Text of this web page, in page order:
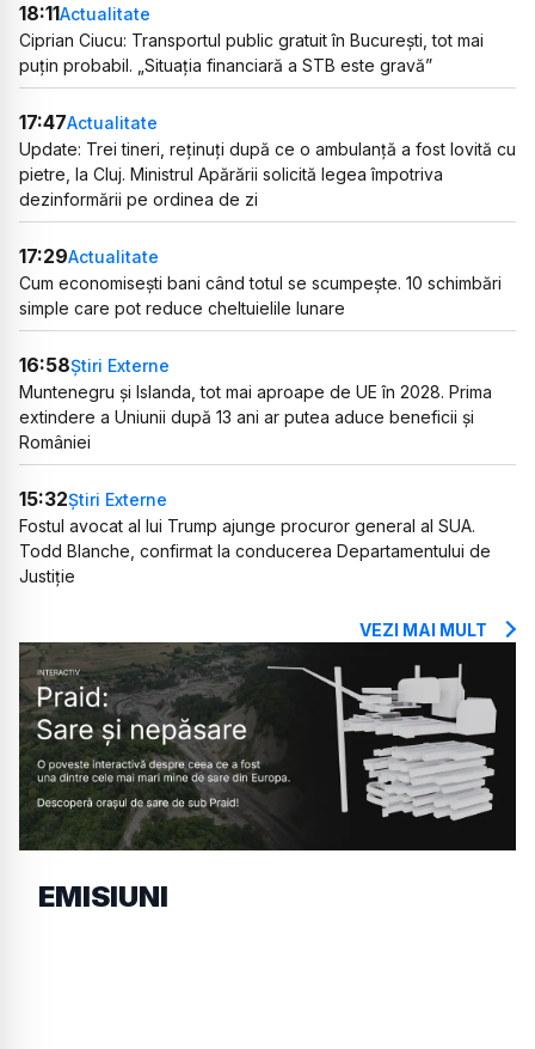
18:11Actualitate
Ciprian Ciucu: Transportul public gratuit în București, tot mai
puțin probabil. „Situația financiară a STB este gravă”
17:47Actualitate
Update: Trei tineri, reținuți după ce o ambulanță a fost lovită cu
pietre, la Cluj. Ministrul Apărării solicită legea împotriva
dezinformării pe ordinea de zi
17:29Actualitate
Cum economisești bani când totul se scumpește. 10 schimbări
simple care pot reduce cheltuielile lunare
16:58Știri Externe
Muntenegru și Islanda, tot mai aproape de UE în 2028. Prima
extindere a Uniunii după 13 ani ar putea aduce beneficii și
României
15:32Știri Externe
Fostul avocat al lui Trump ajunge procuror general al SUA.
Todd Blanche, confirmat la conducerea Departamentului de
Justiție
VEZI MAI MULT
EMISIUNI